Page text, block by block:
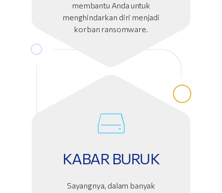
membantu Anda untuk
menghindarkan diri menjadi
korban ransomware.
KABAR BURUK
Sayangnya, dalam banyak